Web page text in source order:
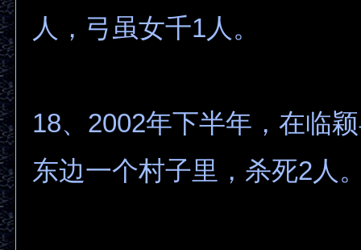
人，弓虽女千1人。
18、2002年下半年，在临
东边一个村子里，杀死2人